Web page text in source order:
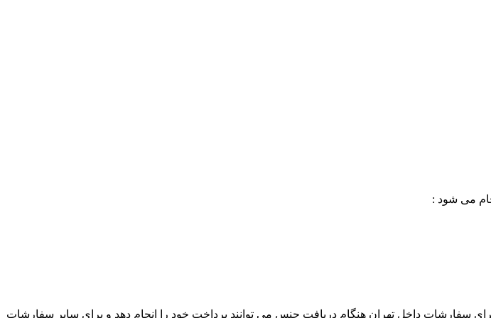
می شود :
سفارشات داخل تهران هنگام دریافت جنس می توانند پرداخت خود را انجام دهد و برای سایر سفارشات